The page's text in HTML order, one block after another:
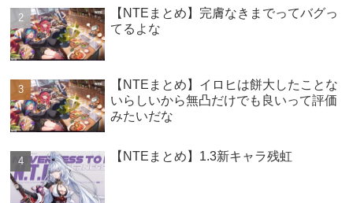
【NTEまとめ】完膚なきまでってバグっ
てるよな
【NTEまとめ】イロヒは餅大したことな
いらしいから無凸だけでも良いって評価
みたいだな
【NTEまとめ】1.3新キャラ残虹